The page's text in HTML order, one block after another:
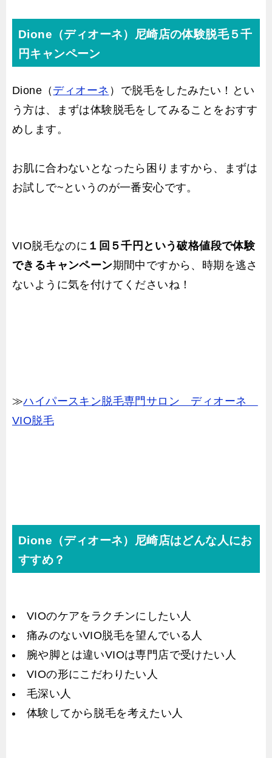
Dione（ディオーネ）尼崎店の体験脱毛５千
円キャンペーン
Dione（ ディオーネ ）で脱毛をしたみたい！とい
う方は、まずは体験脱毛をしてみることをおすす
めします。
お肌に合わないとなったら困りますから、まずは
お試しで~というのが一番安心です。
VIO脱毛なのに １回５千円という破格値段で体験
できるキャンペーン期間中ですから、時期を逃さ
ないように気を付けてくださいね！
≫ハイパースキン脱毛専門サロン ディオーネ
VIO脱毛
Dione（ディオーネ）尼崎店はどんな人にお
すすめ？
VIOのケアをラクチンにしたい人
痛みのないVIO脱毛を望んでいる人
腕や脚とは違いVIOは専門店で受けたい人
VIOの形にこだわりたい人
毛深い人
体験してから脱毛を考えたい人